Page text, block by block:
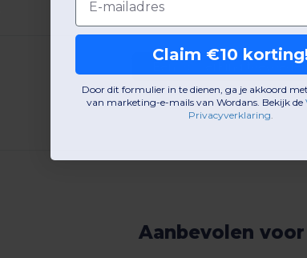
Een opmerking toevoegen
Aanbevolen
Claim €10
Door dit formulier in te dienen, ga je akkoord
van marketing-e-mails van Wordans. Bekijk de
Privacyverklaring.